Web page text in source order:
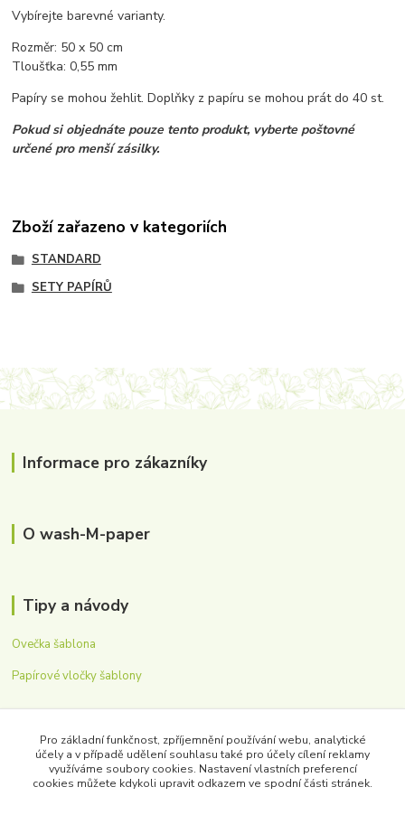
Vybírejte barevné varianty.
Rozměr: 50 x 50 cm
Tloušťka: 0,55 mm
Papíry se mohou žehlit. Doplňky z papíru se mohou prát do 40 st.
Pokud si objednáte pouze tento produkt, vyberte poštovné
určené pro menší zásilky.
Zboží zařazeno v kategoriích
STANDARD
SETY PAPÍRŮ
Informace pro zákazníky
O wash-M-paper
Tipy a návody
Ovečka šablona
Papírové vločky šablony
Zákaznická podpora
Mirka Sichrovská
+420 605 179 354
Pro základní funkčnost, zpříjemnění používání webu, analytické
účely a v případě udělení souhlasu také pro účely cílení reklamy
využíváme soubory cookies. Nastavení vlastních preferencí
cookies můžete kdykoli upravit odkazem ve spodní části stránek.